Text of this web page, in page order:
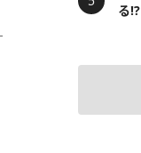
る